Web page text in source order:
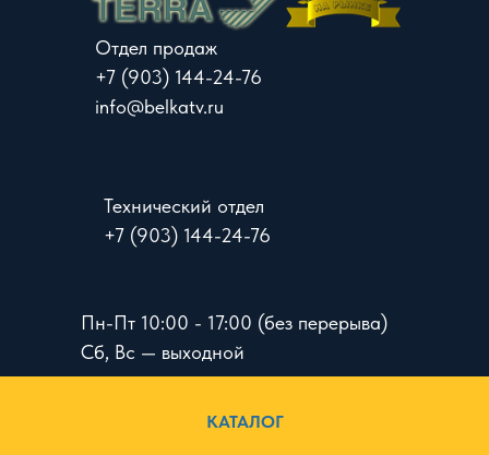
Отдел продаж
+7 (903) 144-24-76
info@belkatv.ru
Пн-Пт 10:00 - 17:00 (без перерыва)
Сб, Вс — выходной
Технический отдел
+7 (903) 144-24-76
КАТАЛОГ